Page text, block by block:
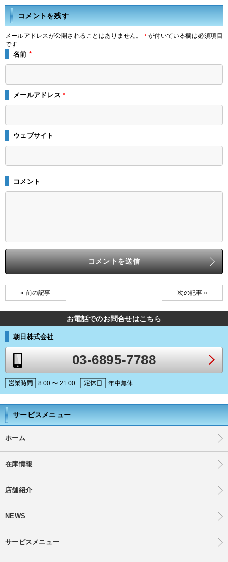
コメントを残す
メールアドレスが公開されることはありません。 *が付いている欄は必須項目
です
名前 *
メールアドレス*
ウェブサイト
コメント
« 前の記事 次の記事 »
お電話でのお問合せはこちら
朝日株式会社
03-6895-7788
8:00 〜 21:00 年中無休
サービスメニュー
ホーム
在庫情報
店舗紹介
NEWS
サービスメニュー